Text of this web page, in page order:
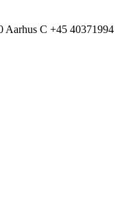
Aarhus C +45 40371994